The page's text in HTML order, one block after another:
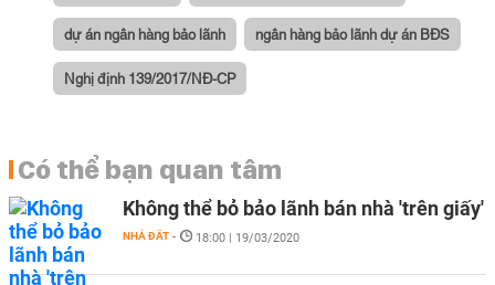
dự án ngân hàng bảo lãnh ngân hàng bảo lãnh dự án BĐS
Nghị định 139/2017/NĐ-CP
Có thể bạn quan tâm
Không thể bỏ bảo lãnh bán nhà 'trên giấy'
NHÀ ĐẤT - 18:00 | 19/03/2020